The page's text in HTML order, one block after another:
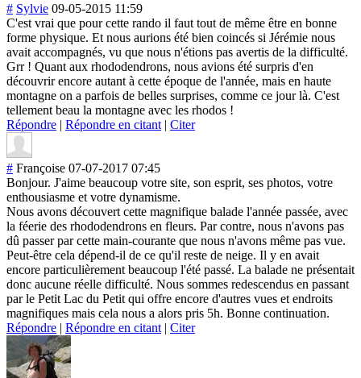
# Sylvie 09-05-2015 11:59
C'est vrai que pour cette rando il faut tout de même être en bonne
forme physique. Et nous aurions été bien coincés si Jérémie nous
avait accompagnés, vu que nous n'étions pas avertis de la difficulté.
Grr ! Quant aux rhododendrons, nous avions été surpris d'en
découvrir encore autant à cette époque de l'année, mais en haute
montagne on a parfois de belles surprises, comme ce jour là. C'est
tellement beau la montagne avec les rhodos !
Répondre | Répondre en citant | Citer
# Françoise 07-07-2017 07:45
Bonjour. J'aime beaucoup votre site, son esprit, ses photos, votre
enthousiasme et votre dynamisme.
Nous avons découvert cette magnifique balade l'année passée, avec
la féerie des rhododendrons en fleurs. Par contre, nous n'avons pas
dû passer par cette main-courante que nous n'avons même pas vue.
Peut-être cela dépend-il de ce qu'il reste de neige. Il y en avait
encore particulièrement beaucoup l'été passé. La balade ne présentait
donc aucune réelle difficulté. Nous sommes redescendus en passant
par le Petit Lac du Petit qui offre encore d'autres vues et endroits
magnifiques mais cela nous a alors pris 5h. Bonne continuation.
Répondre | Répondre en citant | Citer